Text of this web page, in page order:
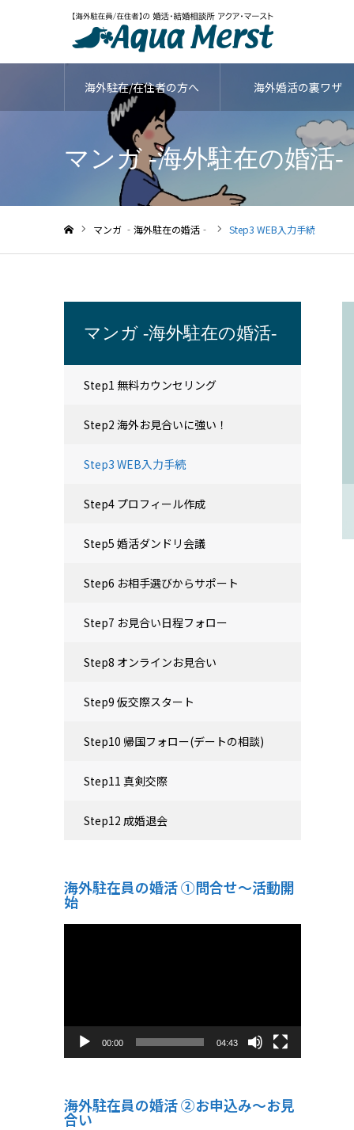
海外駐在/在住者の方へ 海外婚活の裏ワザ
マンガ ‐海外駐在の婚活‐
マンガ ‐海外駐在の婚活‐ Step3 WEB入力手続
マンガ ‐海外駐在の婚活‐
Step1 無料カウンセリング
Step2 海外お見合いに強い！
Step3 WEB入力手続
Step4 プロフィール作成
Step5 婚活ダンドリ会議
Step6 お相手選びからサポート
Step7 お見合い日程フォロー
Step8 オンラインお見合い
Step9 仮交際スタート
Step10 帰国フォロー(デートの相談)
Step11 真剣交際
Step12 成婚退会
海外駐在員の婚活 ①問合せ～活動開
始
動
00:00 04:43
海外駐在員の婚活 ②お申込み～お見
合い